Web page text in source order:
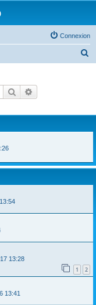
Connexion
e
Rechercher
13:28
1 2
13:41